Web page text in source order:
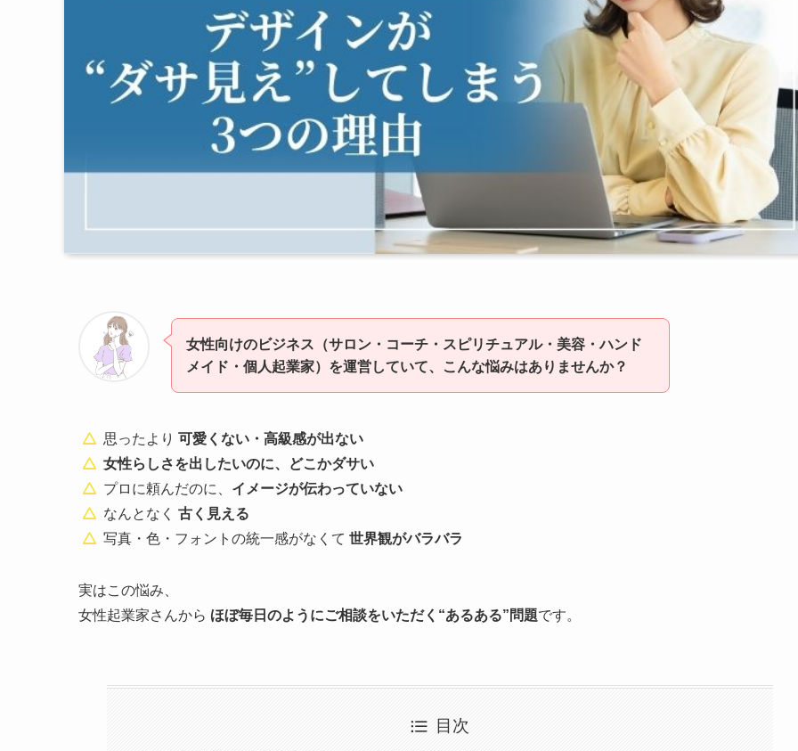
女性向けのビジネス（サロン・コーチ・スピリチュアル・美容・ハンド
メイド・個人起業家）を運営していて、こんな悩みはありませんか？
思ったより 可愛くない・高級感が出ない
女性らしさを出したいのに、どこかダサい
プロに頼んだのに、 イメージが伝わっていない
なんとなく 古く見える
写真・色・フォントの統一感がなくて 世界観がバラバラ
実はこの悩み、
女性起業家さんから ほぼ毎日のようにご相談をいただく“あるある”問題です。
目次